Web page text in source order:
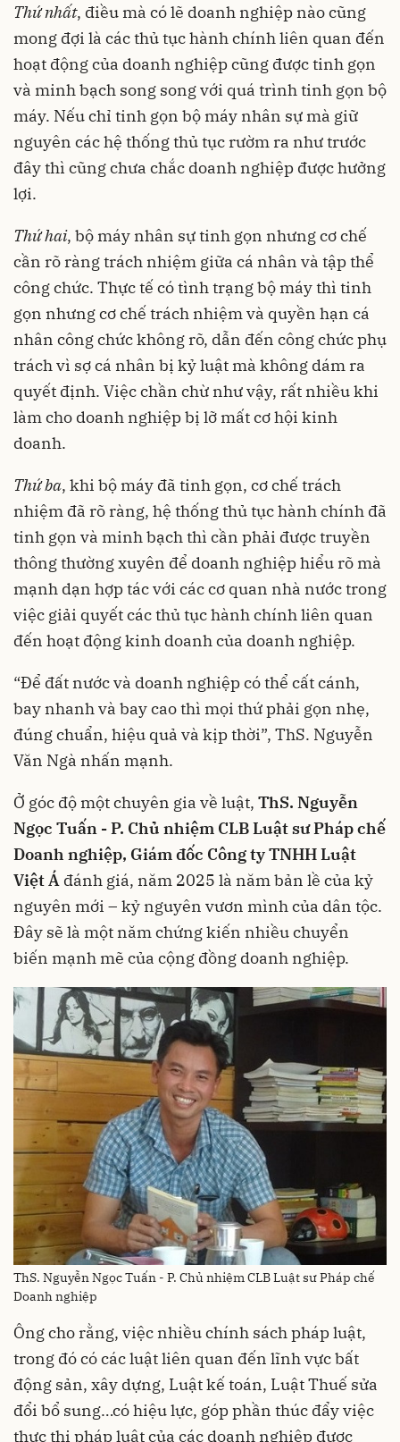
Thứ nhất, điều mà có lẽ doanh nghiệp nào cũng
mong đợi là các thủ tục hành chính liên quan đến
hoạt động của doanh nghiệp cũng được tinh gọn
và minh bạch song song với quá trình tinh gọn bộ
máy. Nếu chỉ tinh gọn bộ máy nhân sự mà giữ
nguyên các hệ thống thủ tục rườm ra như trước
đây thì cũng chưa chắc doanh nghiệp được hưởng
lợi.
Thứ hai, bộ máy nhân sự tinh gọn nhưng cơ chế
cần rõ ràng trách nhiệm giữa cá nhân và tập thể
công chức. Thực tế có tình trạng bộ máy thì tinh
gọn nhưng cơ chế trách nhiệm và quyền hạn cá
nhân công chức không rõ, dẫn đến công chức phụ
trách vì sợ cá nhân bị kỷ luật mà không dám ra
quyết định. Việc chần chừ như vậy, rất nhiều khi
làm cho doanh nghiệp bị lỡ mất cơ hội kinh
doanh.
Thứ ba, khi bộ máy đã tinh gọn, cơ chế trách
nhiệm đã rõ ràng, hệ thống thủ tục hành chính đã
tinh gọn và minh bạch thì cần phải được truyền
thông thường xuyên để doanh nghiệp hiểu rõ mà
mạnh dạn hợp tác với các cơ quan nhà nước trong
việc giải quyết các thủ tục hành chính liên quan
đến hoạt động kinh doanh của doanh nghiệp.
“Để đất nước và doanh nghiệp có thể cất cánh,
bay nhanh và bay cao thì mọi thứ phải gọn nhẹ,
đúng chuẩn, hiệu quả và kịp thời”, ThS. Nguyễn
Văn Ngà nhấn mạnh.
Ở góc độ một chuyên gia về luật, ThS. Nguyễn
Ngọc Tuấn - P. Chủ nhiệm CLB Luật sư Pháp chế
Doanh nghiệp, Giám đốc Công ty TNHH Luật
Việt Á đánh giá, năm 2025 là năm bản lề của kỷ
nguyên mới – kỷ nguyên vươn mình của dân tộc.
Đây sẽ là một năm chứng kiến nhiều chuyển
biến mạnh mẽ của cộng đồng doanh nghiệp.
ThS. Nguyễn Ngọc Tuấn - P. Chủ nhiệm CLB Luật sư Pháp chế
Doanh nghiệp
Ông cho rằng, việc nhiều chính sách pháp luật,
trong đó có các luật liên quan đến lĩnh vực bất
động sản, xây dựng, Luật kế toán, Luật Thuế sửa
đổi bổ sung…có hiệu lực, góp phần thúc đẩy việc
thực thi pháp luật của các doanh nghiệp được